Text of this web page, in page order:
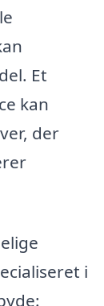
Et
kan
der
i